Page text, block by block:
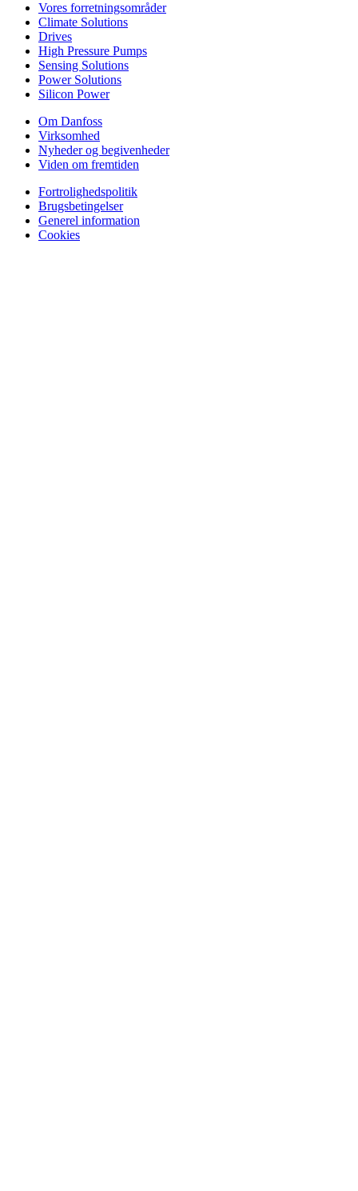
Vores forretningsområder
Climate Solutions
Drives
High Pressure Pumps
Sensing Solutions
Power Solutions
Silicon Power
Om Danfoss
Virksomhed
Nyheder og begivenheder
Viden om fremtiden
Fortrolighedspolitik
Brugsbetingelser
Generel information
Cookies